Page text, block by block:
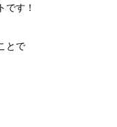
です！
とで